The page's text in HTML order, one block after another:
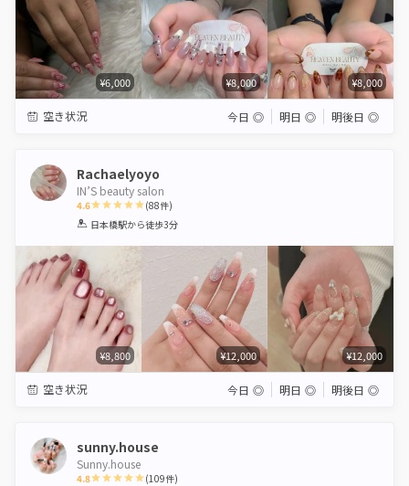
¥6,000 ¥8,000 ¥8,000
空き状況 今日 ◎ 明日 ◎ 明後日 ◎
Rachaelyoyo
IN’S beauty salon
4.6
1 2 3 4 5
(88件)
日本橋駅から徒歩3分
¥8,800 ¥12,000 ¥12,000
空き状況 今日 ◎ 明日 ◎ 明後日 ◎
sunny.house
Sunny.house
4.8 (109件)